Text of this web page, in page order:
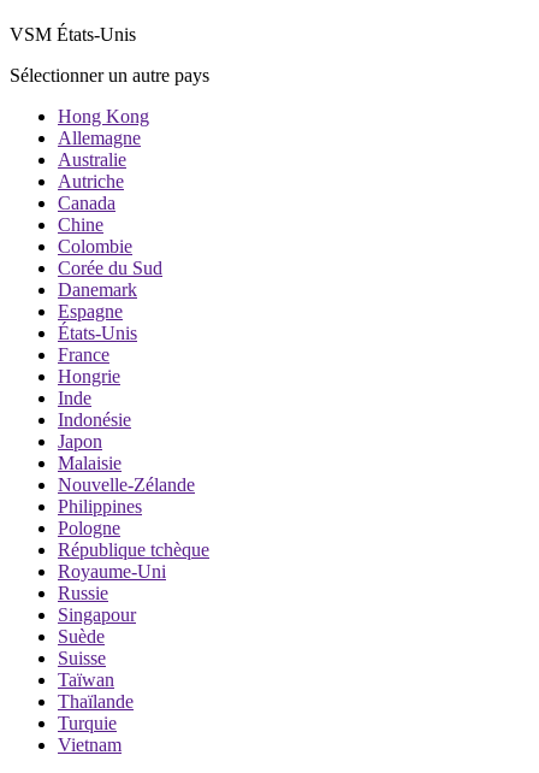
VSM États-Unis
Sélectionner un autre pays
Hong Kong
Allemagne
Australie
Autriche
Canada
Chine
Colombie
Corée du Sud
Danemark
Espagne
États-Unis
France
Hongrie
Inde
Indonésie
Japon
Malaisie
Nouvelle-Zélande
Philippines
Pologne
République tchèque
Royaume-Uni
Russie
Singapour
Suède
Suisse
Taïwan
Thaïlande
Turquie
Vietnam